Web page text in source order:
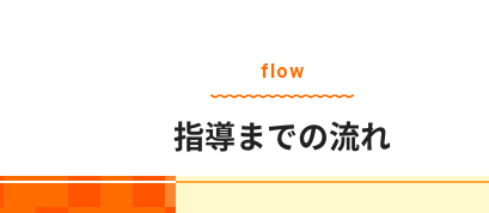
flow
指導までの流れ